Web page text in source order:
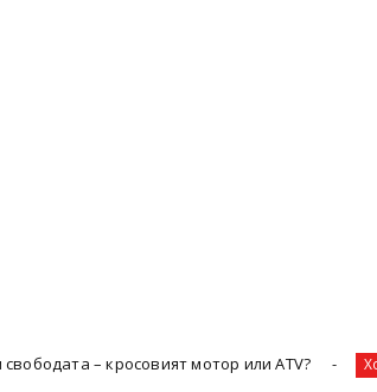
– кросовият мотор или ATV? Холивуд